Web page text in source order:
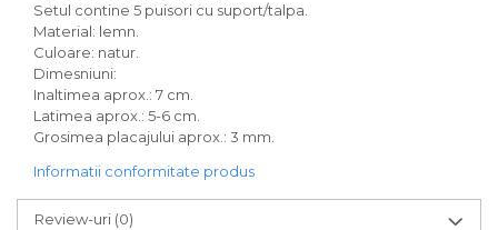
Setul contine 5 puisori cu suport/talpa.
Material: lemn.
Culoare: natur.
Dimesniuni:
Inaltimea aprox.: 7 cm.
Latimea aprox.: 5-6 cm.
Grosimea placajului aprox.: 3 mm.
Informatii conformitate produs
Review-uri (0)